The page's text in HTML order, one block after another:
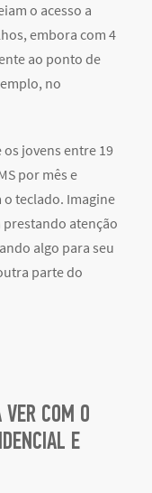
o acesso a
embora com 4
ao ponto de
no
os jovens entre 19
por mês e
teclado. Imagine
atenção
algo para seu
parte do
COM O
E